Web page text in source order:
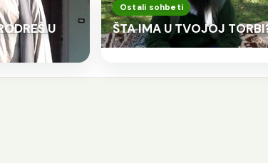
U
Ostali sohbeti
ŠTA IMA U TVOJOJ